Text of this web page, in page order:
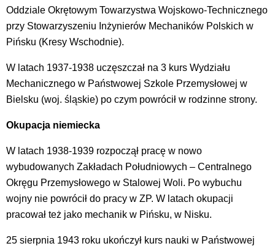
Oddziale Okrętowym Towarzystwa Wojskowo-Technicznego
przy Stowarzyszeniu Inżynierów Mechaników Polskich w
Pińsku (Kresy Wschodnie).
W latach 1937-1938 uczęszczał na 3 kurs Wydziału
Mechanicznego w Państwowej Szkole Przemysłowej w
Bielsku (woj. śląskie) po czym powrócił w rodzinne strony.
Okupacja niemiecka
W latach 1938-1939 rozpoczął pracę w nowo
wybudowanych Zakładach Południowych – Centralnego
Okręgu Przemysłowego w Stalowej Woli. Po wybuchu
wojny nie powrócił do pracy w ZP. W latach okupacji
pracował też jako mechanik w Pińsku, w Nisku.
25 sierpnia 1943 roku ukończył kurs nauki w Państwowej